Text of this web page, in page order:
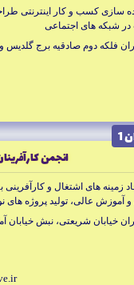
سازى كسب و كار اينترنتى
در شبکه هاى اجتماعى
فلكه دوم صادقيه برج گلديس
1
انجمن
زمينه هاى اشتغال و كارآفرينى
و آموزش عالى، توليد پروژه هاى
خيابان شريعتى، نبش خيابان